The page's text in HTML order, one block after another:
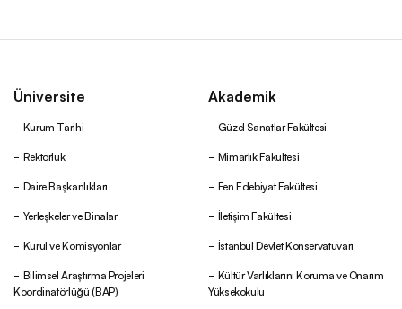
Üniversite
Kurum Tarihi
Rektörlük
Daire Başkanlıkları
Yerleşkeler ve Binalar
Kurul ve Komisyonlar
Bilimsel Araştırma Projeleri
Koordinatörlüğü (BAP)
Akademik
Güzel Sanatlar Fakültesi
Mimarlık Fakültesi
Fen Edebiyat Fakültesi
İletişim Fakültesi
İstanbul Devlet Konservatuvarı
Kültür Varlıklarını Koruma ve Onarım
Yüksekokulu